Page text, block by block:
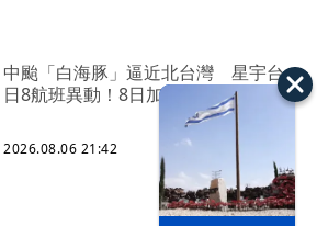
中颱「白海豚」逼近北台灣 星宇台
日8航班異動！8日加開疏運
2026.08.06 21:42